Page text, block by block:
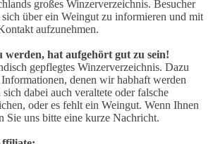
großes Winzerverzeichnis. Besucher
über ein Weingut zu informieren und mit
aufzunehmen.
werden, hat aufgehört gut zu sein!
gepflegtes Winzerverzeichnis. Dazu
denen wir habhaft werden
dabei auch veraltete oder falsche
oder es fehlt ein Weingut. Wenn Ihnen
Sie uns bitte eine kurze Nachricht.